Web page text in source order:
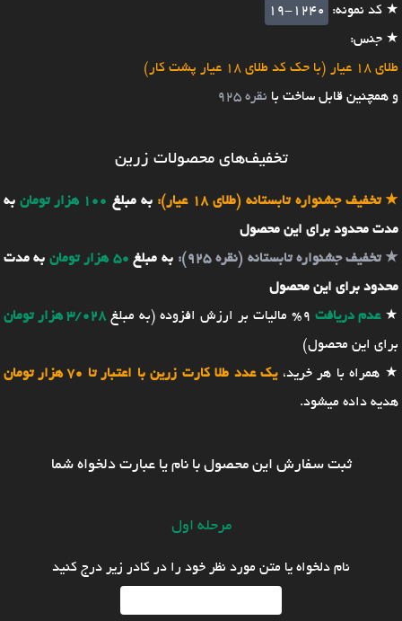
★ کد نمونه:
19-1240
★ جنس:
طلای 18 عیار (با حک کد طلای 18 عیار پشت کار)
و همچنین قابل ساخت با نقره 925
تخفیف‌های محصولات زرین
★تخفیف جشنواره تابستانه (طلای 18 عیار): به مبلغ 100 هزار تومان
به
مدت محدود برای این محصول
★تخفیف جشنواره تابستانه (نقره 925): به مبلغ 50 هزار تومان
به مدت
محدود برای این محصول
★عدم دریافت 9% مالیات بر ارزش افزوده (به مبلغ
3/028 هزار تومان
برای این محصول)
★ همراه با هر خرید،یک عدد طلا کارت زرین با اعتبار تا 70 هزار تومان
هدیه داده میشود.
ثبت سفارش این محصول با نام یا عبارت دلخواه شما
مرحله اول
نام دلخواه یا متن مورد نظر خود را در کادر زیر درج کنید